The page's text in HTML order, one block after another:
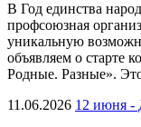
В Год единства
профсоюзная
уникальную
объявляем о старте
Родные. Разные».
11.06.2026 12 июня -